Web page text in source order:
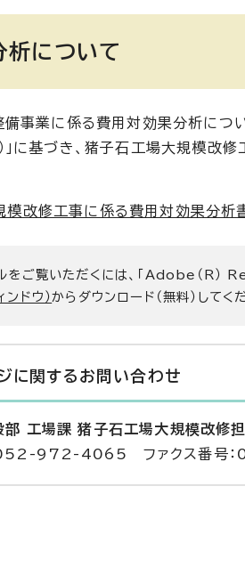
析について
備事業に係る費用対効果分析に
」に基づき、猪子石工場大規模改
模改修工事に係る費用対効果分
をご覧いただくには、「Adobe（R）
ンドウ）からダウンロード（無料）してく
に関する お問い合わせ
部 工場課 猪子石工場大規模改修
052-972-4065 ファクス番号